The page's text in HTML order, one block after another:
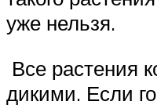
уже нельзя.
Все растения
дикими. Если